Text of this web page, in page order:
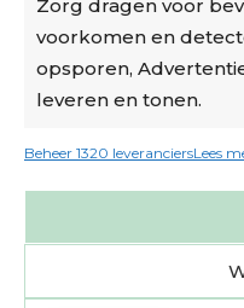
Zorg dragen voor
voorkomen en
opsporen,
leveren en tonen.
Beheer 1320 leveranciersLees
Verzending
€6,50-€7,50 via Bpost